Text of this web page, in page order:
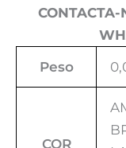
CONTACTA-
Peso
COR